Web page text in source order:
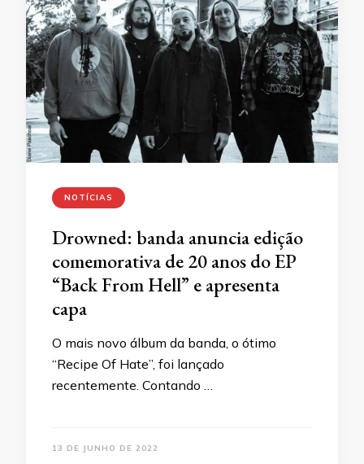
NOTÍCIAS
Drowned: banda anuncia edição
comemorativa de 20 anos do EP
“Back From Hell” e apresenta
capa
O mais novo álbum da banda, o ótimo
“Recipe Of Hate”, foi lançado
recentemente. Contando …
13 DE JUNHO DE 2022